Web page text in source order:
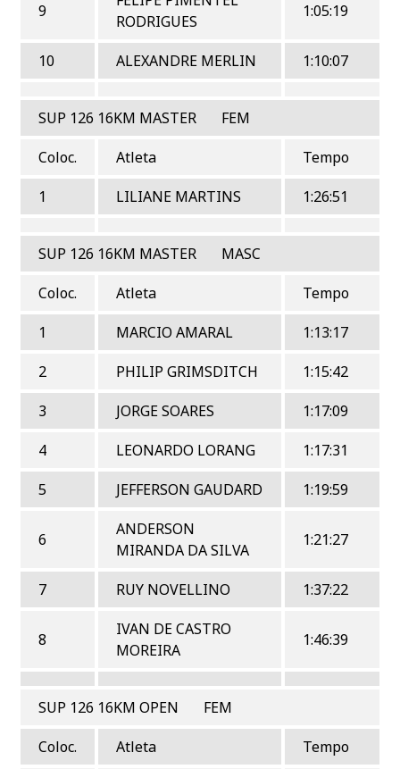
9
RODRIGUES
1:05:19
10 ALEXANDRE MERLIN 1:10:07
SUP 126 16KM MASTER FEM
Coloc.
Atleta
Tempo
1
LILIANE MARTINS 1:26:51
SUP 126 16KM MASTER MASC
Coloc.
Atleta
Tempo
1
MARCIO AMARAL
1:13:17
2
PHILIP GRIMSDITCH
1:15:42
3
JORGE SOARES
1:17:09
4
LEONARDO LORANG
1:17:31
5
JEFFERSON GAUDARD 1:19:59
6
ANDERSON
MIRANDA DA SILVA
1:21:27
7 RUY NOVELLINO 1:37:22
8
IVAN DE CASTRO
MOREIRA
1:46:39
SUP 126 16KM OPEN FEM
Coloc.
Atleta Tempo